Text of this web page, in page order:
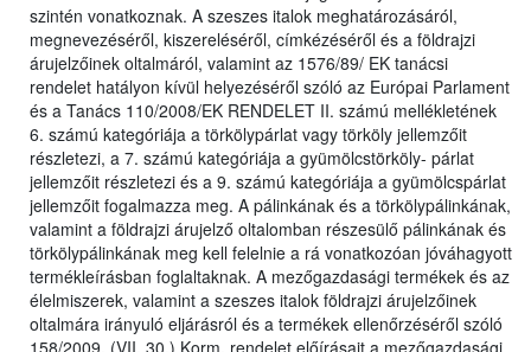
szintén vonatkoznak. A szeszes italok meghatározásáról,
megnevezéséről, kiszereléséről, címkézéséről és a földrajzi
árujelzőinek oltalmáról, valamint az 1576/89/ EK tanácsi
rendelet hatályon kívül helyezéséről szóló az Európai Parlament
és a Tanács 110/2008/EK RENDELET II. számú mellékletének
6. számú kategóriája a törkölypárlat vagy törköly jellemzőit
részletezi, a 7. számú kategóriája a gyümölcstörköly- párlat
jellemzőit részletezi és a 9. számú kategóriája a gyümölcspárlat
jellemzőit fogalmazza meg. A pálinkának és a törkölypálinkának,
valamint a földrajzi árujelző oltalomban részesülő pálinkának és
törkölypálinkának meg kell felelnie a rá vonatkozóan jóváhagyott
termékleírásban foglaltaknak. A mezőgazdasági termékek és az
élelmiszerek, valamint a szeszes italok földrajzi árujelzőinek
oltalmára irányuló eljárásról és a termékek ellenőrzéséről szóló